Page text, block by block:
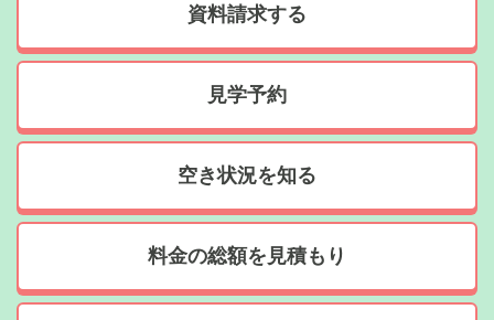
資料請求する
見学予約
空き状況を知る
料金の総額を見積もり